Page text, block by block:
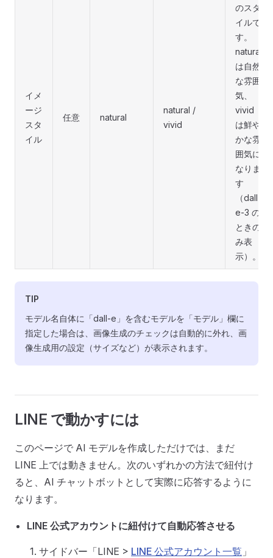
イメ
ージ
スタ
イル
任意 natural
natural /
vivid
のスタ
イルで
す。
natural
は自然
な雰囲
気、
vivid
は鮮や
かな雰
囲気に
なりま
す
（dall-
e-3 の
ときの
み表
示）。
TIP
モデル名自体に「dall-e」を含むモデルを「モデル」欄に
指定した場合は、画像生成のチェックは自動的に外れ、画
像生成用の設定（サイズなど）が表示されます。
LINE で動かすには
このページで AI モデルを作成しただけでは、まだ
LINE 上では動きません。次のいずれかの方法で紐付け
ると、AI チャットボットとして実際に応答するように
なります。
LINE 公式アカウントに紐付けて自動応答させる
サイドバー「LINE > LINE 公式アカウント一覧 」